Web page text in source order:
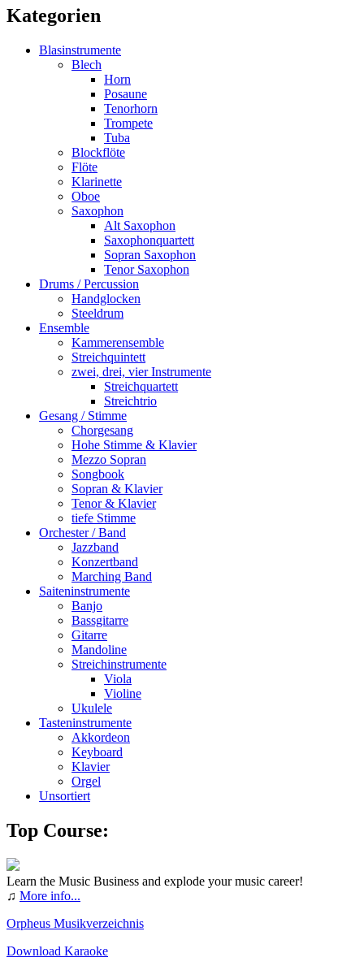
Kategorien
Blasinstrumente
Blech
Horn
Posaune
Tenorhorn
Trompete
Tuba
Blockflöte
Flöte
Klarinette
Oboe
Saxophon
Alt Saxophon
Saxophonquartett
Sopran Saxophon
Tenor Saxophon
Drums / Percussion
Handglocken
Steeldrum
Ensemble
Kammerensemble
Streichquintett
zwei, drei, vier Instrumente
Streichquartett
Streichtrio
Gesang / Stimme
Chorgesang
Hohe Stimme & Klavier
Mezzo Sopran
Songbook
Sopran & Klavier
Tenor & Klavier
tiefe Stimme
Orchester / Band
Jazzband
Konzertband
Marching Band
Saiteninstrumente
Banjo
Bassgitarre
Gitarre
Mandoline
Streichinstrumente
Viola
Violine
Ukulele
Tasteninstrumente
Akkordeon
Keyboard
Klavier
Orgel
Unsortiert
Top Course:
Learn the Music Business and explode your music career!
♫ More info...
Orpheus Musikverzeichnis
Download Karaoke